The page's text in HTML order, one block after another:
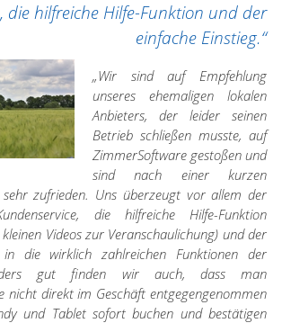
die hilfreiche Hilfe-Funktion und der
einfache Einstieg.“
„Wir sind auf Empfehlung
unseres ehemaligen lokalen
Anbieters, der leider seinen
Betrieb schließen musste, auf
ZimmerSoftware gestoßen und
sind nach einer kurzen
sehr zufrieden. Uns überzeugt vor allem der
die hilfreiche Hilfe-Funktion
Videos zur Veranschaulichung) und der
in die wirklich zahlreichen Funktionen der
gut finden wir auch, dass man
nicht direkt im Geschäft entgegengenommen
und Tablet sofort buchen und bestätigen